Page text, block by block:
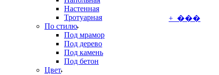
Настенная
Тротуарная
По стилю
Под мрамор
Под дерево
Под камень
Под бетон
Цвет
+ ���